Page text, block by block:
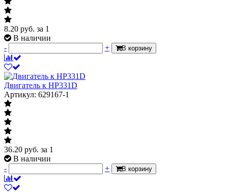
8.20 руб. за 1
В наличии
-
+ В корзину
Двигатель к HP331D
Артикул: 629167-1
36.20 руб. за 1
В наличии
-
+ В корзину